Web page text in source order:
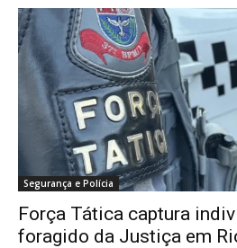
Segurança e Polícia
Força Tática captura
foragido da Justiça em